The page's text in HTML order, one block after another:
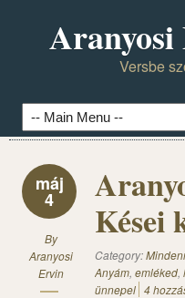
Versbe
máj
4
By
Aranyosi
Ervin
Kései
Category:
Anyám, emléked,
ünnepel 4